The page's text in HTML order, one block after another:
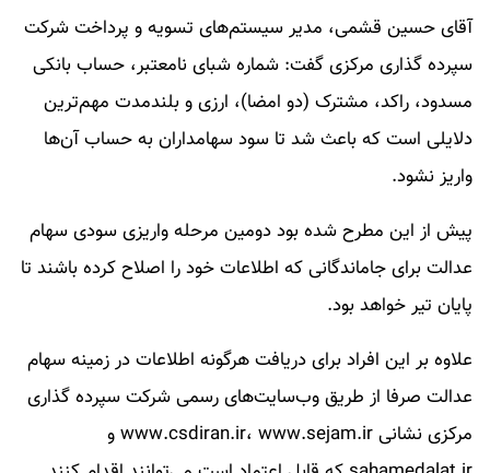
آقای حسین قشمی، مدیر سیستم‌های تسویه و پرداخت شرکت
سپرده گذاری مرکزی گفت: شماره شبای نامعتبر، حساب بانکی
مسدود، راکد، مشترک (دو امضا)، ارزی و بلندمدت مهم‌ترین
دلایلی است که باعث شد تا سود سهامداران به حساب آن‌ها
واریز نشود.
پیش از این مطرح شده بود دومین مرحله واریزی سودی سهام
عدالت برای جاماندگانی که اطلاعات خود را اصلاح کرده باشند تا
پایان تیر خواهد بود.
علاوه بر این افراد برای دریافت هرگونه اطلاعات در زمینه سهام
عدالت صرفا از طریق وب‌سایت‌های رسمی شرکت سپرده گذاری
مرکزی نشانی www.csdiran.ir، www.sejam.ir و